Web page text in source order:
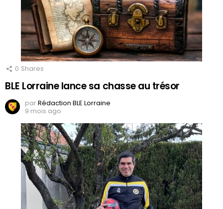
0 Shares
BLE Lorraine lance sa chasse au trésor
parRédaction BLE Lorraine
9 mois ago